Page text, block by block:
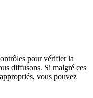
pour vérifier la
diffusons. Si malgré ces
vous pouvez